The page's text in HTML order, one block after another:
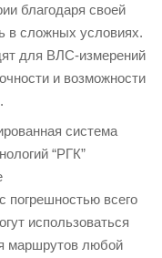
благодаря своей
в сложных условиях.
для ВЛС-измерений
и возможности
система
“РГК”
погрешностью всего
использоваться
маршрутов любой